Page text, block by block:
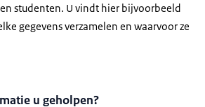
studenten. U vindt hier bijvoorbeeld
gegevens verzamelen en waarvoor ze
u geholpen?